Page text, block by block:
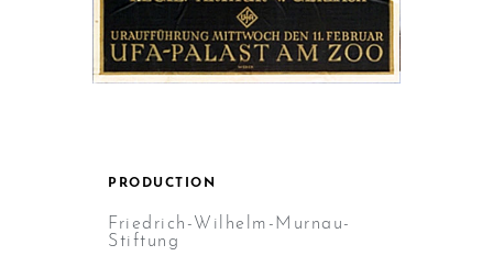
PRODUCTION
Friedrich-Wilhelm-Murnau-
Stiftung